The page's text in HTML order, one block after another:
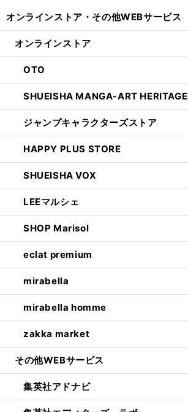
オンラインストア・ その他WEBサービス
オンラインストア
OTO
SHUEISHA MANGA-ART HERITAGE
ジャンプキャラクターズストア
HAPPY PLUS STORE
SHUEISHA VOX
LEEマルシェ
SHOP Marisol
eclat premium
mirabella
mirabella homme
zakka market
その他WEBサービス
集英社アドナビ